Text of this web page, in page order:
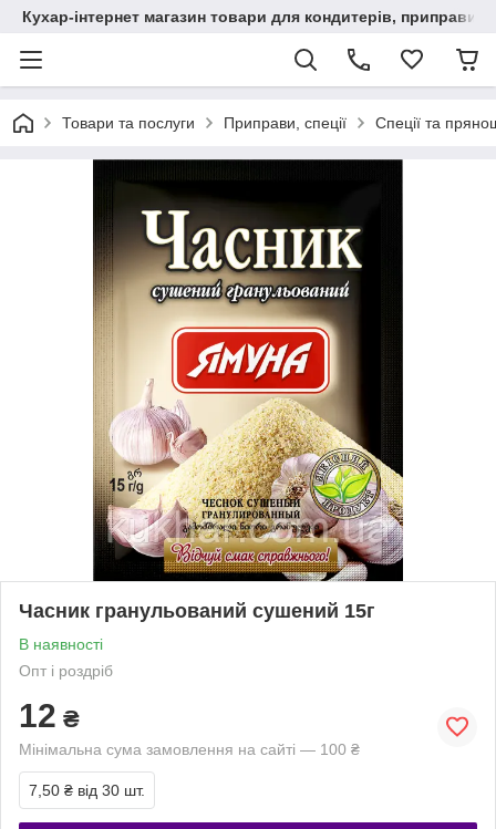
Кухар-інтернет магазин товари для кондитерів, приправи,
Товари та послуги Приправи, спеції Спеції та
Часник гранульований сушений 15г
В наявності
Опт і роздріб
12 ₴
Мінімальна сума замовлення на сайті — 100 ₴
7,50 ₴ від 30 шт.